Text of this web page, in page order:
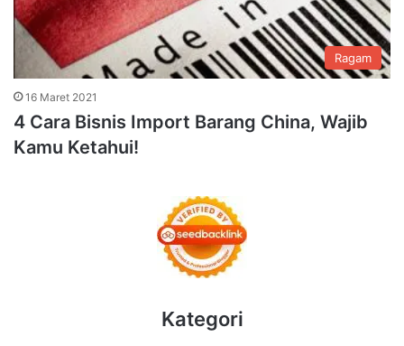
Ragam
16 Maret 2021
4 Cara Bisnis Import Barang China, Wajib
Kamu Ketahui!
Kategori